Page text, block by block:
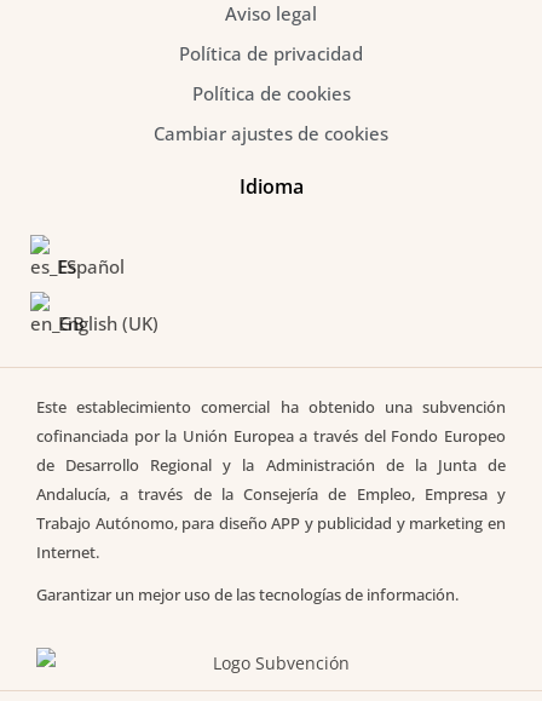
Aviso legal
Política de privacidad
Política de cookies
Cambiar ajustes de cookies
Idioma
Español
English (UK)
Este establecimiento comercial ha obtenido una subvención
cofinanciada por la Unión Europea a través del Fondo Europeo
de Desarrollo Regional y la Administración de la Junta de
Andalucía, a través de la Consejería de Empleo, Empresa y
Trabajo Autónomo, para diseño APP y publicidad y marketing en
Internet.
Garantizar un mejor uso de las tecnologías de información.